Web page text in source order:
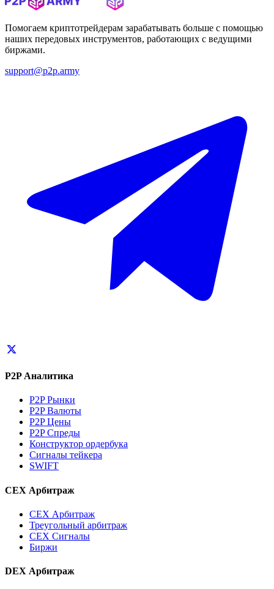
Помогаем криптотрейдерам зарабатывать больше с помощью
наших передовых инструментов, работающих с ведущими
биржами.
support@p2p.army
P2P Аналитика
P2P Рынки
P2P Валюты
P2P Цены
P2P Спреды
Конструктор ордербука
Сигналы тейкера
SWIFT
CEX Арбитраж
CEX Арбитраж
Треугольный арбитраж
CEX Сигналы
Биржи
DEX Арбитраж